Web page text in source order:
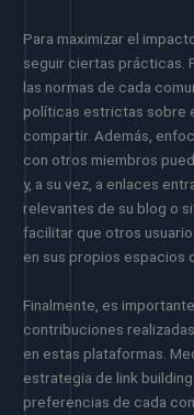
Para maximizar el
seguir ciertas prácticas.
las normas de cada
políticas estrictas sobre
compartir. Además,
con otros miembros
y, a su vez, a enlaces
relevantes de su blog o
facilitar que otros
en sus propios espacios
Finalmente, es
contribuciones
en estas plataformas.
estrategia de link
preferencias de cada